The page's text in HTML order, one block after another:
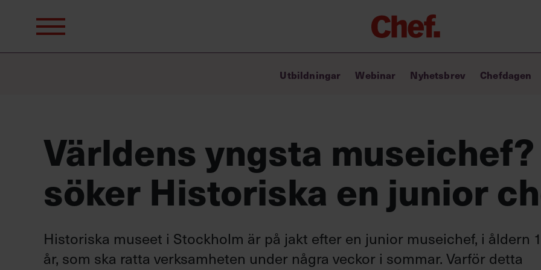
efter: Chefakademin+
Lyft ditt ledarskap med C+
Ledarskapstest
Chef GPT – din chefsassistent i
fickan
Utbildningar Webinar Nyhetsbrev Chefdagen
Världens yngsta museichef?
söker Historiska en junior
Historiska museet i Stockholm är på jakt efter en junior museichef, i åldern
år, som ska ratta verksamheten under några veckor i sommar. Varför detta